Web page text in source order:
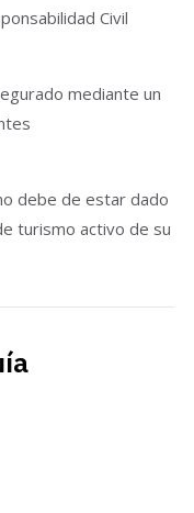
Civil
mediante un
debe de estar dado
turismo activo de su